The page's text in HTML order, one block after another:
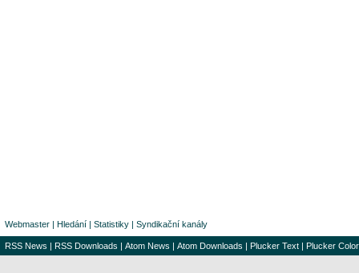
Webmaster | Hledání | Statistiky | Syndikační kanály
RSS News | RSS Downloads | Atom News | Atom Downloads | Plucker Text | Plucker Color